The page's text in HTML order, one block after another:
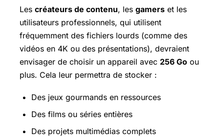
Les créateurs de contenu, les gamers et les
utilisateurs professionnels, qui utilisent
fréquemment des fichiers lourds (comme des
vidéos en 4K ou des présentations), devraient
envisager de choisir un appareil avec 256 Go ou
plus. Cela leur permettra de stocker :
Des jeux gourmands en ressources
Des films ou séries entières
Des projets multimédias complets